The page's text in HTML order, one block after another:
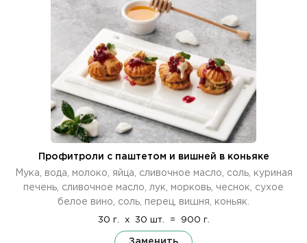
Профитроли с паштетом и вишней в коньяке
Мука, вода, молоко, яйца, сливочное масло, соль, куриная
печень, сливочное масло, лук, морковь, чеснок, сухое
белое вино, соль, перец, вишня, коньяк.
30 г. x 30 шт. = 900 г.
Заменить